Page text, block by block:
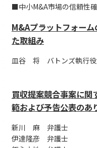
■中小M&A市場の信頼性
M&Aプラットフォー
た取組み
皿谷 将 バトンズ執行役
買収提案競合事案に
範および予告公表のあ
新川 麻 弁護士
伊達隆彦 弁護士